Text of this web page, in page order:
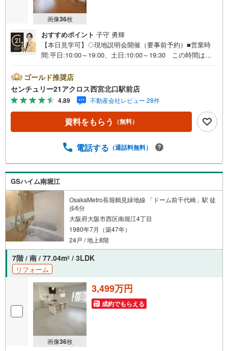
画像36枚
おすすめポイント 子守 勇輝
【本日見学可】◇現地説明会開催（要事前予約）■営業時
間:平日:10:00～19:00、土日:10:00～19:30 この時間はお
イム千船1号棟:阪神本線千船駅にも近くて便利。駅から徒
歩10分の物件です。収納部屋付きリビングダイニングキッ
チンがある物件です。こちらは11階建ての建物です。○セ
ンチュリー21アクロスグループの3つの特徴○■センチュリ
ー21グループで28年連続No.1（1997年～2024年兵庫地区仲
介実績） 西宮・尼崎・伊丹・宝塚にて8店舗展開中。阪神
ッズスペースがございます。 8店舗すべて駅前にございま
安心ください。■取り扱い物件多数ございます。 地域密着
の当店では2000万円台の新築戸建や、1000万円台の中古マ
ンションを始め多数物件を取り扱っています。Yahoo！不
動産に掲載しきれない物件もご紹介できます。
ゴールド推奨店
センチュリー21アクロス西宮北口駅前店
4.89 不動産会社レビュー 28件
資料をもらう （無料）
電話する （通話料無料）
GSハイム南堀江
OsakaMetro長堀鶴見緑地線 「ドーム前千代崎」駅 徒
歩6分
大阪府大阪市西区南堀江4丁目
1980年7月（築47年）
24戸 / 地上8階
7階 / 南 / 77.04m2 / 3LDK
リフォーム
画像36枚
3,499万円
成約でもらえる